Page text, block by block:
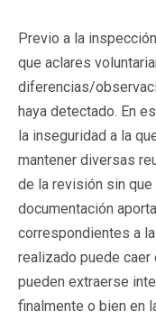
Previo a la
que aclares
diferencias/
haya detectado. En
la inseguridad a la
mantener diversas
de la revisión sin que
documentación
correspondientes a
realizado puede caer
pueden extraerse
finalmente o bien en